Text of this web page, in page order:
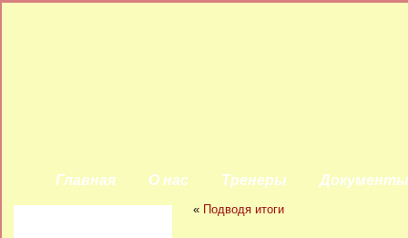
Главная О нас Тренеры Документы
« Подводя итоги